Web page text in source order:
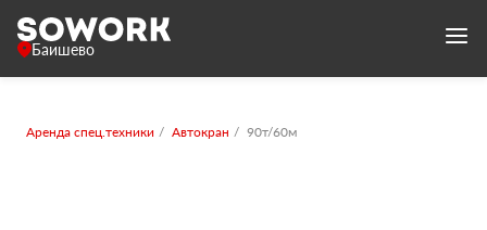
Баишево
Аренда спец.техники Автокран 90т/60м